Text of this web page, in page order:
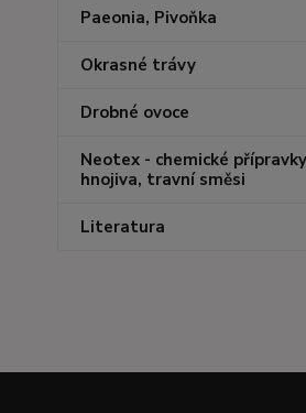
Paeonia, Pivoňka
Okrasné trávy
Drobné ovoce
Neotex - chemické
hnojiva, travní směsi
Literatura